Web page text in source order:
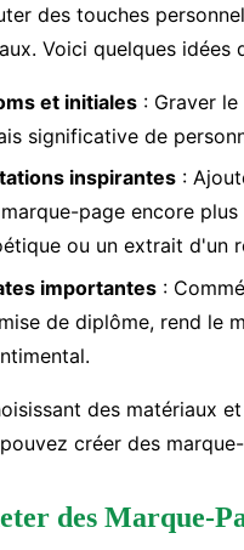
des touches
Voici quelques idées
et initiales : Graver
significative de
inspirantes :
page encore
ou un extrait d'un
importantes :
de diplôme, rend le
des matériaux
créer des
des Marque-